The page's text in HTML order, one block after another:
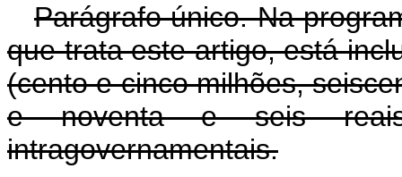
Parágrafo único. Na
que trata este artigo, está
(cento e cinco milhões,
e noventa e seis
intragovernamentais.